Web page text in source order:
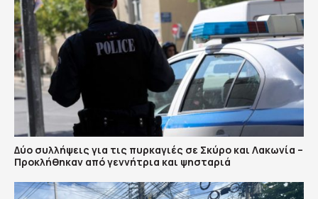
Δύο συλλήψεις για τις πυρκαγιές σε Σκύρο και Λακωνία –
Προκλήθηκαν από γεννήτρια και ψησταριά